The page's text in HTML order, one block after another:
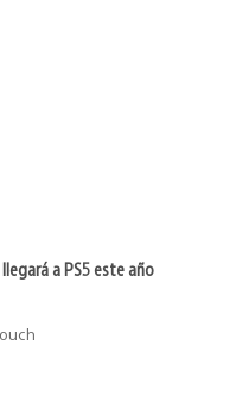
a PS5 este año